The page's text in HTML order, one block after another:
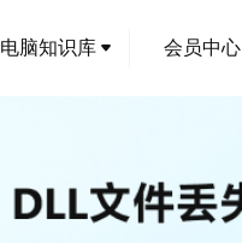
电脑知识库 会员中心